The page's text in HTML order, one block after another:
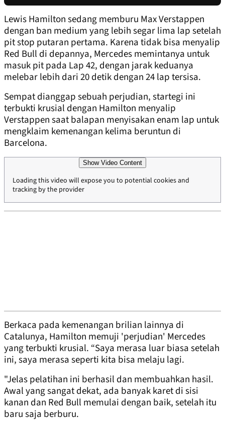
Lewis Hamilton sedang memburu Max Verstappen
dengan ban medium yang lebih segar lima lap setelah
pit stop putaran pertama. Karena tidak bisa menyalip
Red Bull di depannya, Mercedes memintanya untuk
masuk pit pada Lap 42, dengan jarak keduanya
melebar lebih dari 20 detik dengan 24 lap tersisa.
Sempat dianggap sebuah perjudian, startegi ini
terbukti krusial dengan Hamilton menyalip
Verstappen saat balapan menyisakan enam lap untuk
mengklaim kemenangan kelima beruntun di
Barcelona.
Show Video Content
Loading this video will expose you to potential cookies and
tracking by the provider
Berkaca pada kemenangan brilian lainnya di
Catalunya, Hamilton memuji 'perjudian' Mercedes
yang terbukti krusial. “Saya merasa luar biasa setelah
ini, saya merasa seperti kita bisa melaju lagi.
"Jelas pelatihan ini berhasil dan membuahkan hasil.
Awal yang sangat dekat, ada banyak karet di sisi
kanan dan Red Bull memulai dengan baik, setelah itu
baru saja berburu.